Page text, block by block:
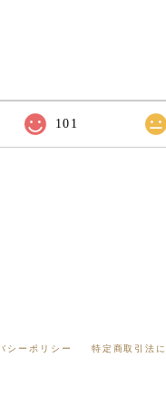
101
シーポリシー 特定商取引法